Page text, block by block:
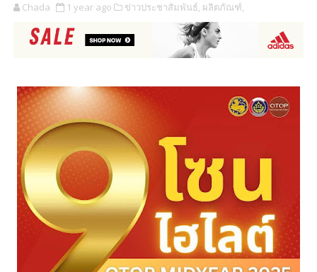
Chada 1 year ago ข่าวประชาสัมพันธ์, ผลิตภัณฑ์,